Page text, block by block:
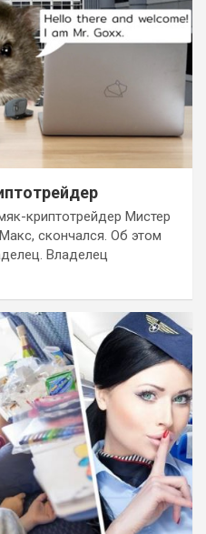
криптотрейдер Мистер
скончался. Об этом
Владелец